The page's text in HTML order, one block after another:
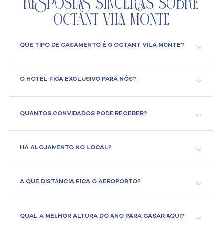
Respostas Sinceras Sobre
Octant Vila Monte
QUE TIPO DE CASAMENTO É O OCTANT VILA MONTE?
O HOTEL FICA EXCLUSIVO PARA NÓS?
QUANTOS CONVIDADOS PODE RECEBER?
HÁ ALOJAMENTO NO LOCAL?
A QUE DISTÂNCIA FICA O AEROPORTO?
QUAL A MELHOR ALTURA DO ANO PARA CASAR AQUI?